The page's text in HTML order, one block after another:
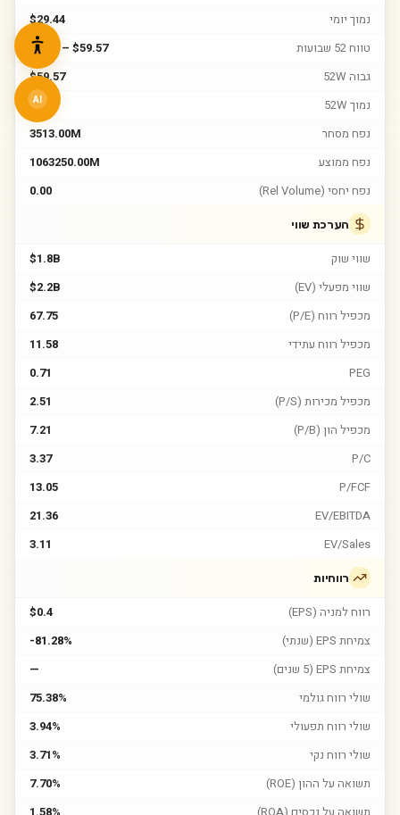
נמוך יומי
$29.44
טווח 52 שבועות
$24.7 – $59.57
גבוה 52W
$59.57
נמוך 52W
$24.7
נפח מסחר
3513.00M
נפח ממוצע
1063250.00M
נפח יחסי (Rel Volume)
0.00
הערכת שווי
שווי שוק
$1.8B
שווי מפעלי (EV)
$2.2B
מכפיל רווח (P/E)
67.75
מכפיל רווח עתידי
11.58
PEG
0.71
מכפיל מכירות (P/S)
2.51
מכפיל הון (P/B)
7.21
P/C
3.37
P/FCF
13.05
EV/EBITDA
21.36
EV/Sales
3.11
רווחיות
רווח למניה (EPS)
$0.4
צמיחת EPS (שנתי)
-81.28%
צמיחת EPS (5 שנים)
—
שולי רווח גולמי
75.38%
שולי רווח תפעולי
3.94%
שולי רווח נקי
3.71%
תשואה על ההון (ROE)
7.70%
AI